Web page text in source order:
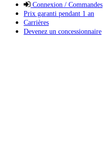
Connexion / Commandes
Prix garanti pendant 1 an
Carrières
Devenez un concessionnaire